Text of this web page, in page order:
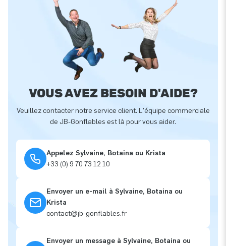
VOUS AVEZ BESOIN D'AIDE?
Veuillez contacter notre service client. L'équipe commerciale
de JB-Gonflables est là pour vous aider.
Appelez Sylvaine, Botaina ou Krista
+33 (0) 9 70 73 12 10
Envoyer un e-mail à Sylvaine, Botaina ou
Krista
contact@jb-gonflables.fr
Envoyer un message à Sylvaine, Botaina ou